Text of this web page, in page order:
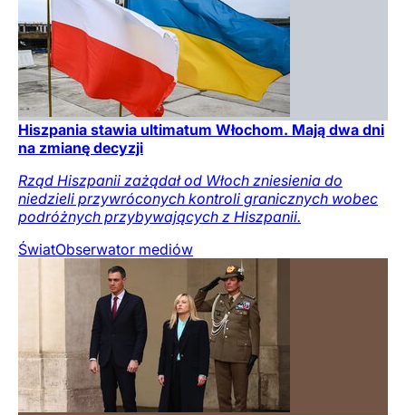
Hiszpania stawia ultimatum Włochom. Mają dwa dni
na zmianę decyzji
Rząd Hiszpanii zażądał od Włoch zniesienia do
niedzieli przywróconych kontroli granicznych wobec
podróżnych przybywających z Hiszpanii.
ŚwiatObserwator mediów